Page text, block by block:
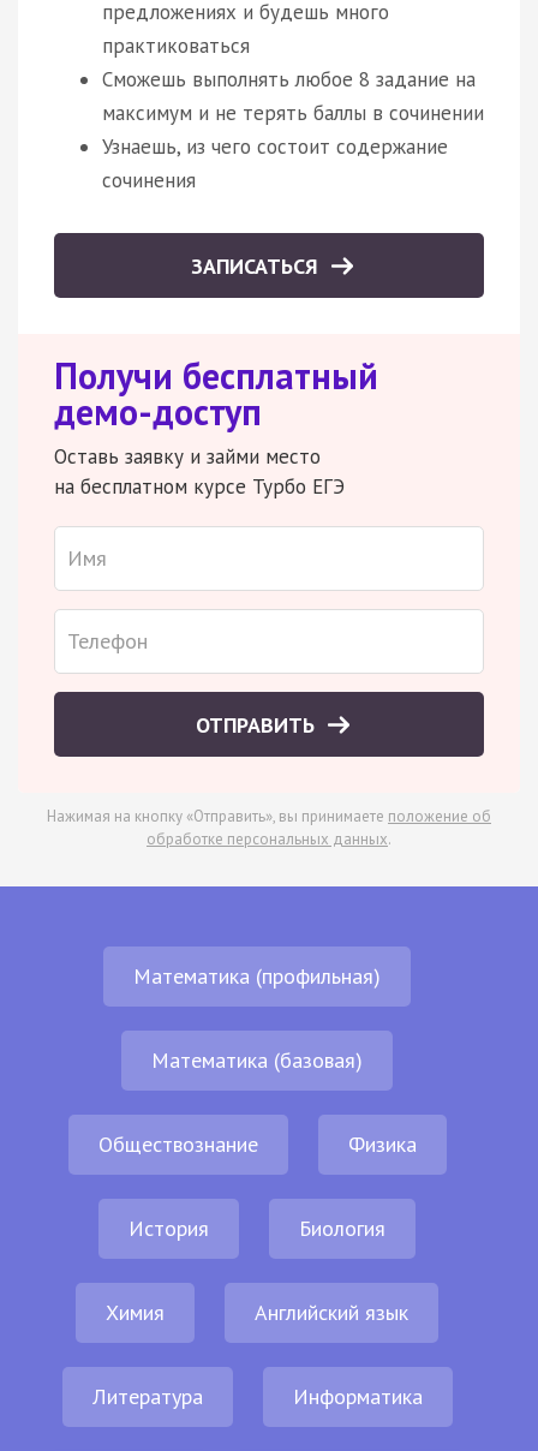
предложениях и будешь много
практиковаться
Сможешь выполнять любое 8 задание на
максимум и не терять баллы в сочинении
Узнаешь, из чего состоит содержание
сочинения
ЗАПИСАТЬСЯ
Получи бесплатный
демо-доступ
Оставь заявку и займи место
на бесплатном курсе Турбо ЕГЭ
ОТПРАВИТЬ
Нажимая на кнопку «Отправить», вы принимаете положение об
обработке персональных данных.
Математика (профильная)
Математика (базовая)
Обществознание Физика
История Биология
Химия Английский язык
Литература Информатика